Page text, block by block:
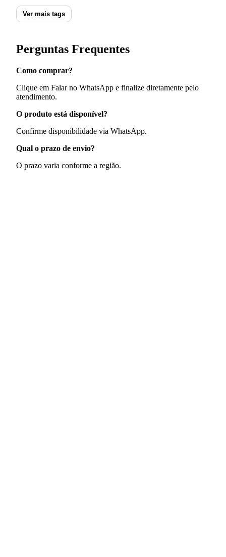
Ver mais tags
Perguntas Frequentes
Como comprar?
Clique em Falar no WhatsApp e finalize diretamente pelo
atendimento.
O produto está disponível?
Confirme disponibilidade via WhatsApp.
Qual o prazo de envio?
O prazo varia conforme a região.